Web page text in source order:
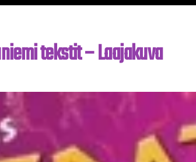
tekstit – Laajakuva